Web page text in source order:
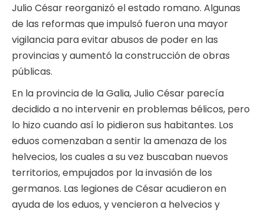
Julio César reorganizó el estado romano. Algunas
de las reformas que impulsó fueron una mayor
vigilancia para evitar abusos de poder en las
provincias y aumentó la construcción de obras
públicas.
En la provincia de la Galia, Julio César parecía
decidido a no intervenir en problemas bélicos, pero
lo hizo cuando así lo pidieron sus habitantes. Los
eduos comenzaban a sentir la amenaza de los
helvecios, los cuales a su vez buscaban nuevos
territorios, empujados por la invasión de los
germanos. Las legiones de César acudieron en
ayuda de los eduos, y vencieron a helvecios y